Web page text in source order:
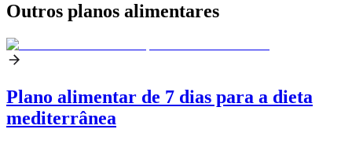
Outros planos alimentares
Plano alimentar de 7 dias para a dieta
mediterrânea